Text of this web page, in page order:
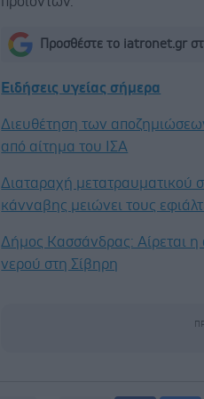
Προσθέστε το iatronet.gr
Ειδήσεις υγείας σήμερα
Διευθέτηση των
από αίτημα του ΙΣΑ
Διαταραχή μετατραυματικού
κάνναβης μειώνει τους
Δήμος Κασσάνδρας: Αίρεται
νερού στη Σίβηρη